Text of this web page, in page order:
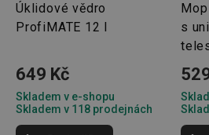
Úklidové vědro
ProfiMATE 12 l
649 Kč
Skladem v e-shopu
Skladem v 118 prodejnách
s